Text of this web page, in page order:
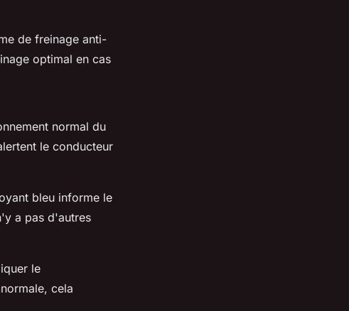
de freinage anti-
optimal en cas
normal du
le conducteur
bleu informe le
a pas d'autres
le
cela